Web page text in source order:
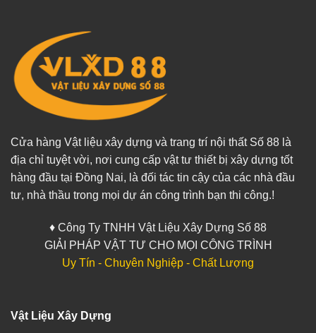
Cửa hàng Vật liệu xây dựng và trang trí nội thất Số 88 là
địa chỉ tuyệt vời, nơi cung cấp vật tư thiết bị xây dựng tốt
hàng đầu tại Đồng Nai, là đối tác tin cậy của các nhà đầu
tư, nhà thầu trong mọi dự án công trình bạn thi công.!
♦ Công Ty TNHH Vật Liệu Xây Dựng Số 88
GIẢI PHÁP VẬT TƯ CHO MỌI CÔNG TRÌNH
Uy Tín - Chuyên Nghiệp - Chất Lượng
Vật Liệu Xây Dựng